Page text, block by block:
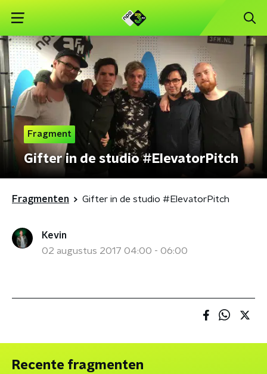
Fragment
Gifter in de studio #ElevatorPitch
Fragmenten Gifter in de studio #ElevatorPitch
Kevin
02 augustus 2017 04:00 - 06:00
Recente fragmenten